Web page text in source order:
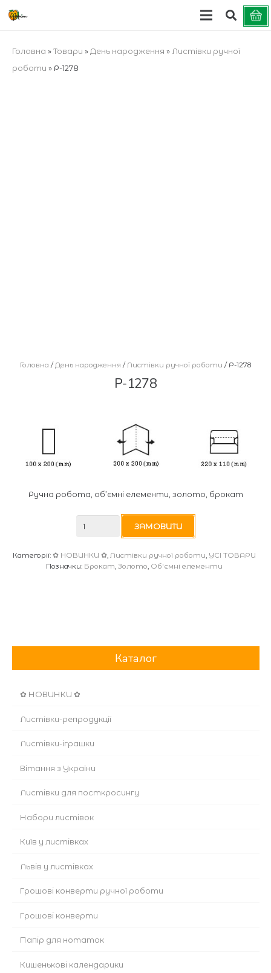
Головна »Товари » День народження » Листівки ручної
роботи » Р-1278
Головна / День народження / Листівки ручної роботи / Р-1278
Р-1278
Ручна робота, об’ємні елементи, золото, брокат
Р-1278
ЗАМОВИТИ
Категорії:✿ НОВИНКИ ✿,Листівки ручної роботи, УСІ ТОВАРИ
Позначки: Брокат,Золото, Об'ємні елементи
Каталог
✿ НОВИНКИ ✿
Листівки-репродукції
Листівки-іграшки
Вітання з України
Листівки для посткросингу
Набори листівок
Київ у листівках
Львів у листівках
Грошові конверти ручної роботи
Грошові конверти
Папір для нотаток
Кишенькові календарики